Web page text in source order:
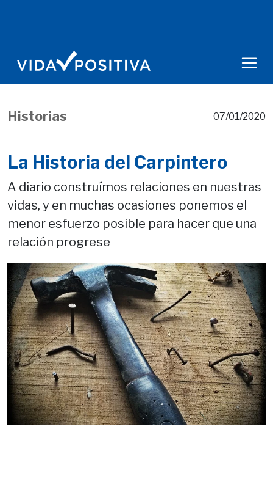
Historias 07/01/2020
La Historia del Carpintero
A diario construímos relaciones en nuestras
vidas, y en muchas ocasiones ponemos el
menor esfuerzo posible para hacer que una
relación progrese